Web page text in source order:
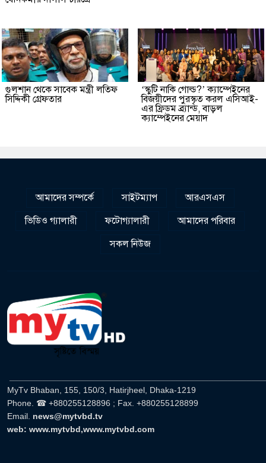
গুলশান থেকে সাবেক মন্ত্রী লতিফ
সিদ্দিকী গ্রেফতার
‘স্কুটি নাকি গোল্ড?’ ক্যাম্পেইনের
বিজয়ীদের পুরস্কৃত করল এসিআই-
এর ফ্রিডম ব্র্যান্ড, বাড়ল
ক্যাম্পেইনের মেয়াদ
আমাদের সম্পর্কে সাইটম্যাপ
আরএসএস
ভিডিও গ্যালারী
ফটোগ্যালারী
আমাদের পরিবার
সকল নিউজ
MyTv Bhaban, 155, 150/3, Hatirjheel, Dhaka-1219
Phone. ☎ +880255128896 ; Fax. +880255128899
Email. news@mytvbd.tv
web: www.mytvbd,www.mytvbd.com